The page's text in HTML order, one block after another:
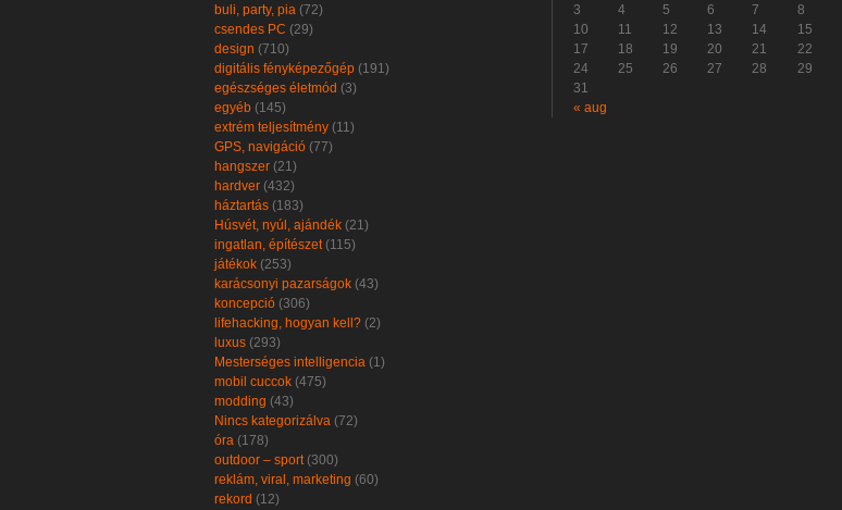
buli, party, pia (72)
csendes PC (29)
design (710)
digitális fényképezőgép (191)
egészséges életmód (3)
egyéb (145)
extrém teljesítmény (11)
GPS, navigáció (77)
hangszer (21)
hardver (432)
háztartás (183)
Húsvét, nyúl, ajándék (21)
ingatlan, építészet (115)
játékok (253)
karácsonyi pazarságok (43)
koncepció (306)
lifehacking, hogyan kell? (2)
luxus (293)
Mesterséges intelligencia (1)
mobil cuccok (475)
modding (43)
Nincs kategorizálva (72)
óra (178)
outdoor – sport (300)
reklám, viral, marketing (60)
rekord (12)
3
4 5 6 7 8
10
11 12 13 14 15
17
18 19 20 21 22
24
25 26 27 28 29
31
« aug